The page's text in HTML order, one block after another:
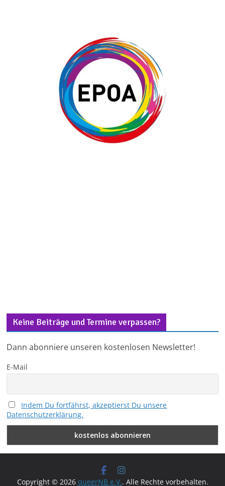
Keine Beiträge und Termine verpassen?
Dann abonniere unseren kostenlosen Newsletter!
E-Mail
Indem Du fortfährst, akzeptierst Du unsere
Datenschutzerklärung.
Copyright © 2026 queerNB e.V.. Alle Rechte vorbehalten.